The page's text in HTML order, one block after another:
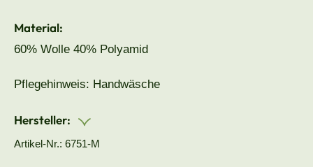
Material:
60% Wolle 40% Polyamid
Pflegehinweis: Handwäsche
Hersteller:
Artikel-Nr.: 6751-M